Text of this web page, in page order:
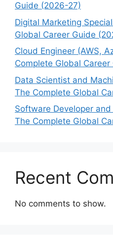
Guide (2026-27)
Digital Marketing
Global Career Guide
Cloud Engineer (AWS,
Complete Global
Data Scientist and
The Complete Global
Software Developer and
The Complete Global
Recent
No comments to show.